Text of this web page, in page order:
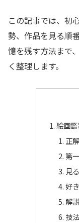
この記事では、初
勢、作品を見る順
憶を残す方法まで
く整理します。
絵画
正
第
見
好
解
技